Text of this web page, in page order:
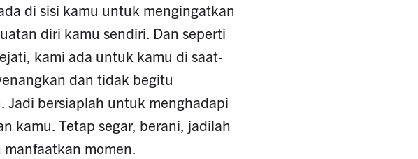
di sisi kamu untuk mengingatkan
diri kamu sendiri. Dan seperti
kami ada untuk kamu di saat-
dan tidak begitu
Jadi bersiaplah untuk menghadapi
kamu. Tetap segar, berani, jadilah
momen.